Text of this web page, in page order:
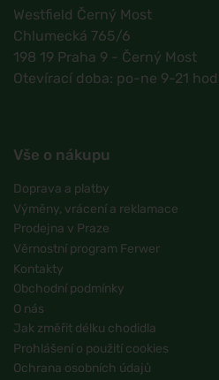
Westfield Černý Most
Chlumecká 765/6
198 19 Praha 9 - Černý Most
Otevírací doba: po-ne 9-21
Vše o nákupu
Doprava a platby
Výměny, vrácení a reklamace
Prodejna v Praze
Věrnostní program Ferwer
Kontakty
Obchodní podmínky
O nás
Jak změřit délku chodidla
Prohlášení o použití cookies
Ochrana osobních údajů